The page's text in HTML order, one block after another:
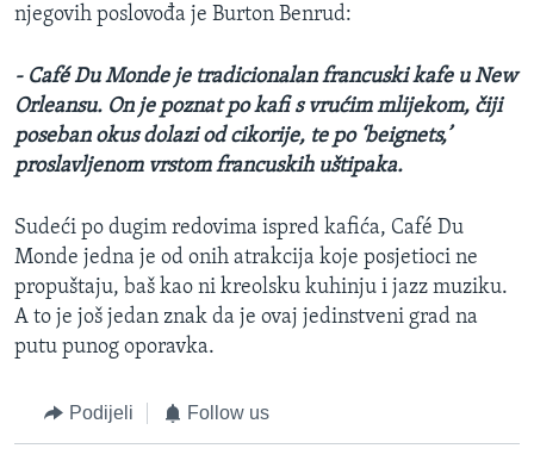
njegovih poslovođa je Burton Benrud:
- Café Du Monde je tradicionalan francuski kafe u New
Orleansu. On je poznat po kafi s vrućim mlijekom, čiji
poseban okus dolazi od cikorije, te po ‘beignets,’
proslavljenom vrstom francuskih uštipaka.
Sudeći po dugim redovima ispred kafića, Café Du
Monde jedna je od onih atrakcija koje posjetioci ne
propuštaju, baš kao ni kreolsku kuhinju i jazz muziku.
A to je još jedan znak da je ovaj jedinstveni grad na
putu punog oporavka.
Podijeli Follow us